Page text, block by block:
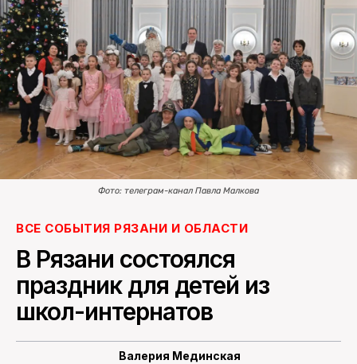
ПОИСК ПО САЙТУ
Фото: телеграм-канал Павла Малкова
ВСЕ СОБЫТИЯ РЯЗАНИ И ОБЛАСТИ
В Рязани состоялся
праздник для детей из
школ-интернатов
Валерия Мединская